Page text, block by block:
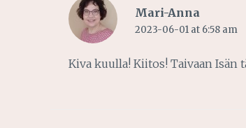
Mari-Anna
2023-06-01 at 6:58 am
Kiva kuulla! Kiitos! Taivaan Isän